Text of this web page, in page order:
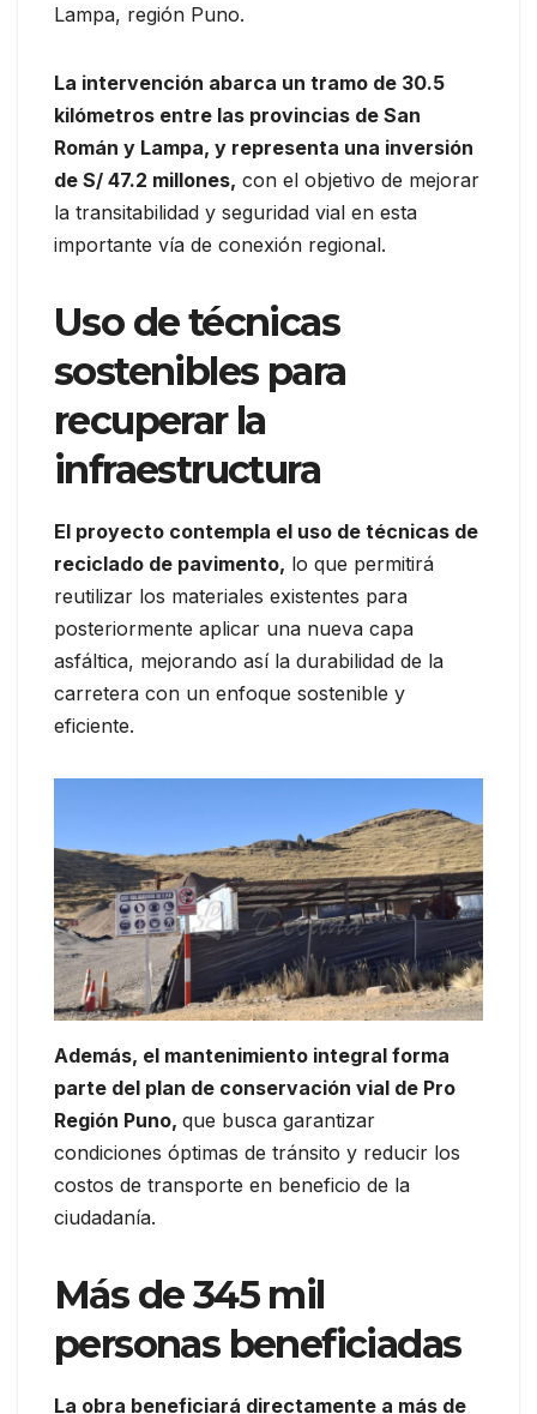
Lampa, región Puno.
La intervención abarca un tramo de 30.5
kilómetros entre las provincias de San
Román y Lampa, y representa una inversión
de S/ 47.2 millones, con el objetivo de mejorar
la transitabilidad y seguridad vial en esta
importante vía de conexión regional.
Uso de técnicas
sostenibles para
recuperar la
infraestructura
El proyecto contempla el uso de técnicas de
reciclado de pavimento, lo que permitirá
reutilizar los materiales existentes para
posteriormente aplicar una nueva capa
asfáltica, mejorando así la durabilidad de la
carretera con un enfoque sostenible y
eficiente.
Además, el mantenimiento integral forma
parte del plan de conservación vial de Pro
Región Puno, que busca garantizar
condiciones óptimas de tránsito y reducir los
costos de transporte en beneficio de la
ciudadanía.
Más de 345 mil
personas beneficiadas
La obra beneficiará directamente a más de